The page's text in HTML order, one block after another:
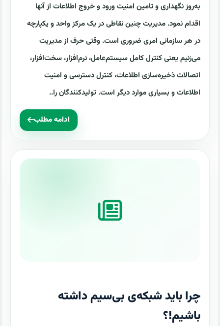
به‌روز نگهداری و تامین امنیت ورود و خروج اطلاعات از آنها
اقدام نمود. مدیریت چنین نقاطی در یک مرکز واحد و یکپارچه
در هر سازمانی امری ضروری است. وقتی حرف از مدیریت
می‌زنیم یعنی کنترل کامل سیستم‌عامل، نرم‌افزار، سخت‌افزار،
اتصالات ذخیره‌سازی اطلاعات، کنترل دسترسی و امنیت
اطلاعات و بسیاری موارد دیگر است. تولید‌کنندگان را..
ادامه مطلب
چرا باید شبکه‌ی بی‌سیم داشته
باشیم!؟